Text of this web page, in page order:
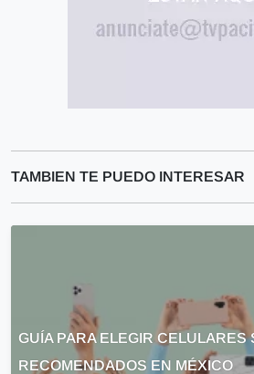
TAMBIEN TE PUEDO INTERESAR
GUÍA PARA ELEGIR CELULARES
RECOMENDADOS EN MÉXICO